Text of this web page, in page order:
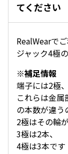
てください
RealWearで
ジャック4極
※補足情報
端子には2極
これらは金属
の本数が違う
2極はその輪が
3極は2本、
4極は3本です